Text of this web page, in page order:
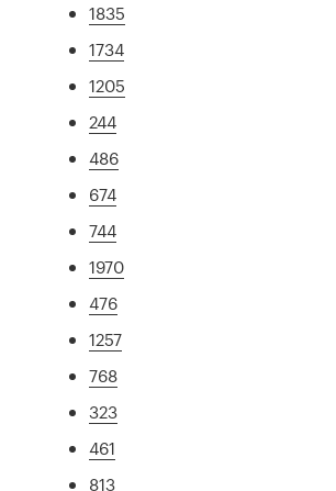
1835
1734
1205
244
486
674
744
1970
476
1257
768
323
461
813